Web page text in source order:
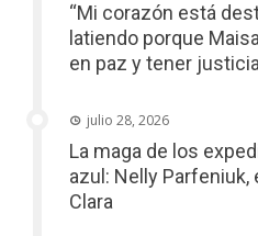
“Mi corazón está
latiendo porque
en paz y tener
julio 28, 2026
La maga de los
azul: Nelly Parfeniuk,
Clara